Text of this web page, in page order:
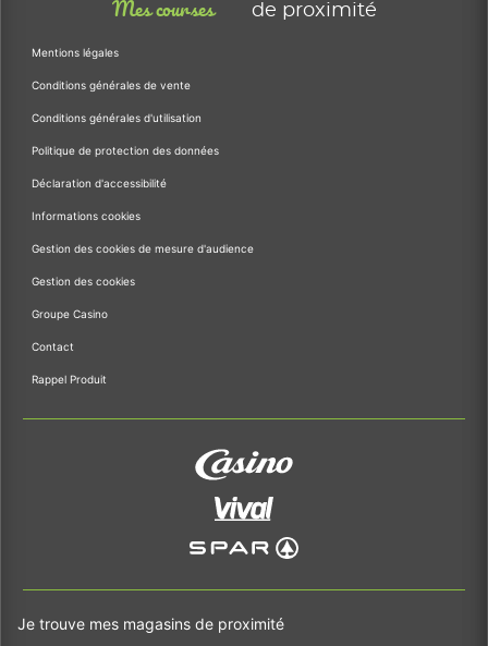
Mes courses de proximité
Mentions légales
Conditions générales de vente
Conditions générales d'utilisation
Politique de protection des données
Déclaration d'accessibilité
Informations cookies
Gestion des cookies de mesure d'audience
Gestion des cookies
Groupe Casino
Contact
Rappel Produit
Je trouve mes magasins de proximité